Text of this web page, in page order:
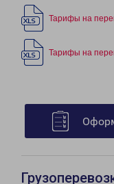
Тарифы на
Тарифы на